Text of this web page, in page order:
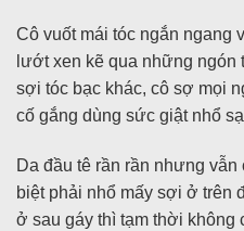
Cô vuốt mái tóc ngắn ngang
lướt xen kẽ qua những ngón
sợi tóc bạc khác, cô sợ mọi
cố gắng dùng sức giật nhổ
Da đầu tê rần rần nhưng
biệt phải nhổ mấy sợi ở trên
ở sau gáy thì tạm thời không